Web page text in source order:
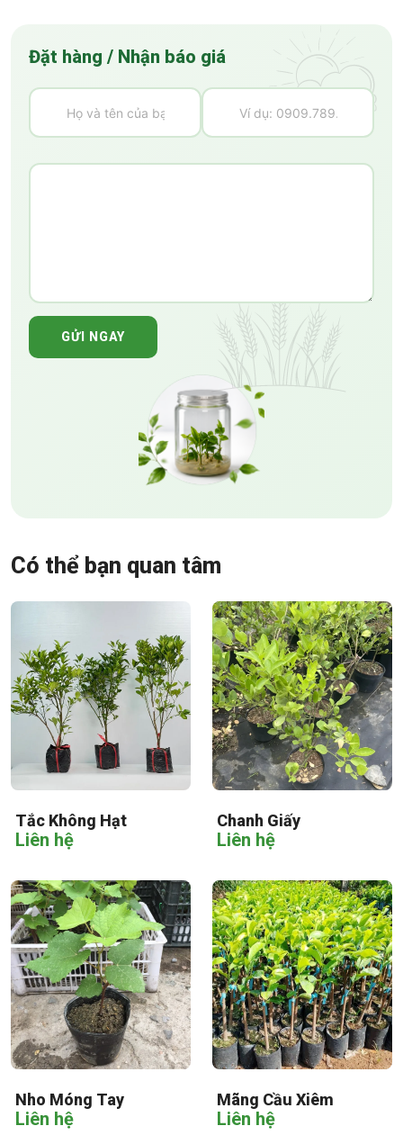
Đặt hàng / Nhận báo giá
GỬI NGAY
Có thể bạn quan tâm
Tắc Không Hạt
Liên hệ
Chanh Giấy
Liên hệ
Nho Móng Tay
Liên hệ
Mãng Cầu Xiêm
Liên hệ